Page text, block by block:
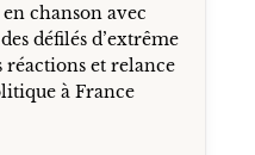
chanson avec
défilés d’extrême
réactions et relance
à France